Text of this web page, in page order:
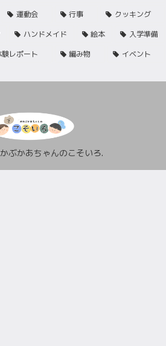
運動会 行事
クッキング
ハンドメイド 絵本
入学準備
験レポート 編み物 イベント
ぶかあちゃんのこそいろ.